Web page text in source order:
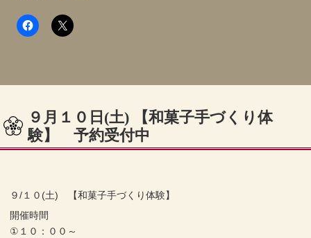
９月１０日(土) 【和菓子手づくり体
験】 予約受付中
９/１０(土) 【和菓子手づくり体験】
開催時間
①１０：００～